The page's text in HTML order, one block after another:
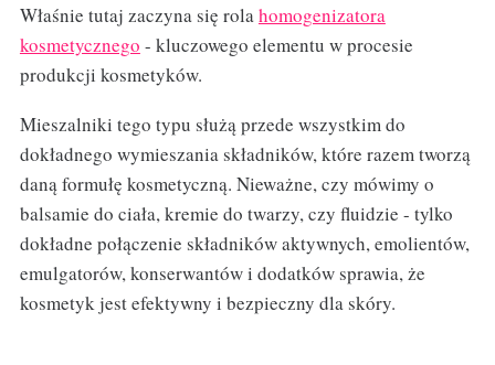
Właśnie tutaj zaczyna się rolahomogenizatora
kosmetycznego - kluczowego elementu w procesie
produkcji kosmetyków.
Mieszalniki tego typu służą przede wszystkim do
dokładnego wymieszania składników, które razem tworzą
daną formułę kosmetyczną. Nieważne, czy mówimy o
balsamie do ciała, kremie do twarzy, czy fluidzie - tylko
dokładne połączenie składników aktywnych, emolientów,
emulgatorów, konserwantów i dodatków sprawia, że
kosmetyk jest efektywny i bezpieczny dla skóry.